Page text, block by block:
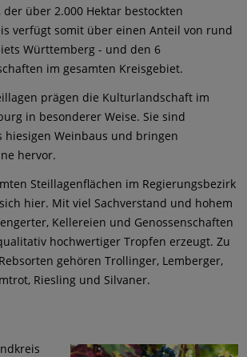
über 2.000 Hektar bestockten
verfügt somit über einen Anteil von rund
Württemberg - und den 6
im gesamten Kreisgebiet.
prägen die Kulturlandschaft im
in besonderer Weise. Sie sind
hiesigen Weinbaus und bringen
hervor.
Steillagenflächen im Regierungsbezirk
hier. Mit viel Sachverstand und hohem
Kellereien und Genossenschaften
hochwertiger Tropfen erzeugt. Zu
gehören Trollinger, Lemberger,
Riesling und Silvaner.